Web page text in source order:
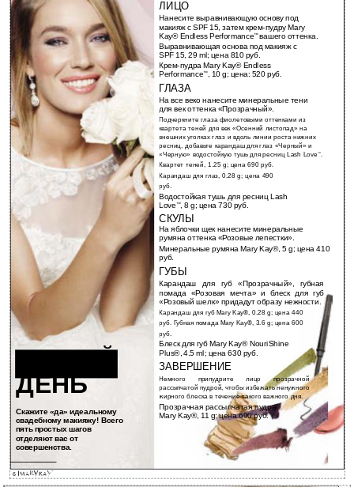
ВАЖНЫЙ
ДЕНЬ
Скажите «да» идеальному
свадебному макияжу! Всего
пять простых шагов
отделяют вас от
совершенства.
ЛИЦО
Нанесите выравнивающую основу под
макияж с SPF 15, затем крем-пудру Mary
Kay® Endless Performance™вашего оттенка.
Выравнивающая основа под макияж с
SPF 15, 29 ml; цена 810 руб.
Крем-пудра Mary Kay® Endless
Performance™, 10 g; цена: 520 руб.
ГЛАЗА
На все веко нанесите минеральные тени
для век оттенка «Прозрачный».
Подчеркните глаза фиолетовыми оттенками из
квартета теней для век «Осенний листопад» на
внешних уголках глаз и вдоль линии роста нижних
ресниц, добавьте карандаш для глаз «Черный» и
«Черную» водостойкую тушь для ресниц Lash Love ™.
Квартет теней, 1.25 g; цена 690 руб.
Карандаш для глаз, 0.28 g; цена 490
руб.
Водостойкая тушь для ресниц Lash
Love ™, 8 g; цена 730 руб.
СКУЛЫ
На яблочки щек нанесите минеральные
румяна оттенка «Розовые лепестки».
Минеральные румяна Mary Kay®, 5 g; цена 410
руб.
ГУБЫ
Карандаш для губ «Прозрачный», губная
помада «Розовая мечта» и блеск для губ
«Розовый шелк» придадут образу нежности.
Карандаш для губ Mary Kay®, 0.28 g; цена 440
руб. Губная помада Mary Kay®, 3.6 g; цена 600
руб.
Блеск для губ Mary Kay® NouriShine
Plus®, 4.5 ml; цена 630 руб.
ЗАВЕРШЕНИЕ
Немного припудрите лицо прозрачной
рассыпчатой пудрой, чтобы избежать ненужного
жирного блеска в течение такого важного дня.
Прозрачная рассыпчатая пудра
Mary Kay®, 11 g; цена 690 руб.
6